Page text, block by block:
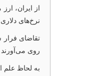
از ایران،
نرخ‌های
تقاضای فرار
روی می‌آورند
به لحاظ علم